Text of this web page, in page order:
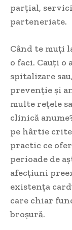
parțial,
parteneriate.
Când te muți
o faci. Cauți
spitalizare
prevenție și
multe rețele
clinică
pe hârtie
practic ce
perioade de
afecțiuni
existența
care chiar
broșură.